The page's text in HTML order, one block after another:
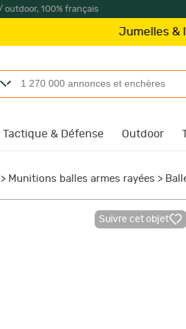
100% français
Jumelles & lunette
Tactique & Défense Outdoor
Munitions balles armes rayées >
Suivre cet objet